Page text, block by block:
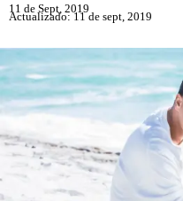
11 de Sept, 2019
Actualizado: 11 de sept, 2019